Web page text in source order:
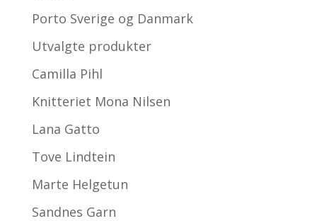
Porto Sverige og Danmark
Utvalgte produkter
Camilla Pihl
Knitteriet Mona Nilsen
Lana Gatto
Tove Lindtein
Marte Helgetun
Sandnes Garn